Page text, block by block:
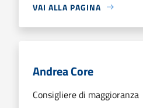
VAI ALLA PAGINA
Andrea Core
Consigliere di maggioranza